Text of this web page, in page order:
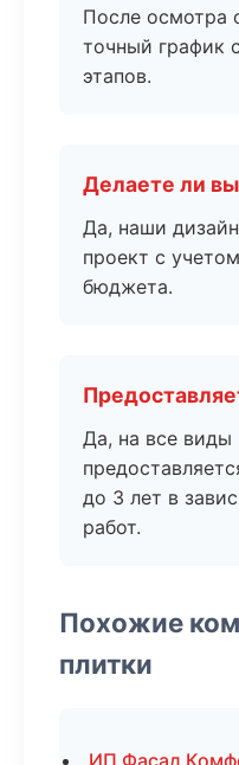
После осмотра
точный график
этапов.
Делаете ли
Да, наши
проект с
бюджета.
Да, на все виды
до 3 лет в
работ.
Похожие
плитки
ИП Фасад